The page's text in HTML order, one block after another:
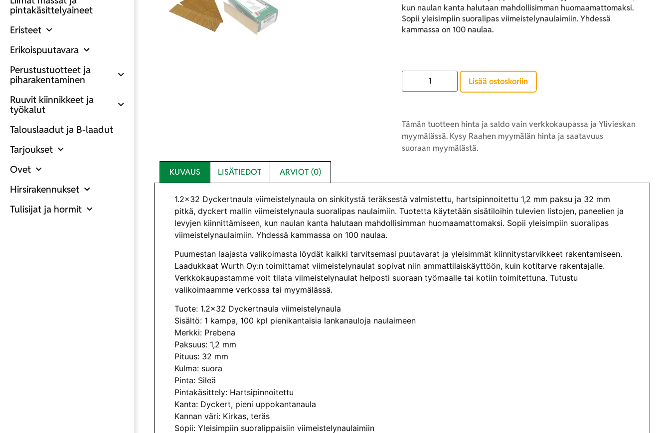
pintakäsittelyaineet
Eristeet
Erikoispuutavara
Perustustuotteet ja
piharakentaminen
Ruuvit kiinnikkeet ja
työkalut
Talouslaadut ja B-laadut
Tarjoukset
Ovet
Hirsirakennukset
Tulisijat ja hormit
kun naulan kanta halutaan mahdollisimman huomaamattomaksi.
Sopii yleisimpiin suoralipas viimeistelynaulaimiin. Yhdessä
kammassa on 100 naulaa.
Lisää ostoskoriin
Tämän tuotteen hinta ja saldo vain verkkokaupassa ja Ylivieskan
myymälässä. Kysy Raahen myymälän hinta ja saatavuus
suoraan myymälästä.
KUVAUS LISÄTIEDOT ARVIOT (0)
1.2×32 Dyckertnaula viimeistelynaula on sinkitystä teräksestä valmistettu, hartsipinnoitettu 1,2 mm paksu ja 32 mm
pitkä, dyckert mallin viimeistelynaula suoralipas naulaimiin. Tuotetta käytetään sisätiloihin tulevien listojen, paneelien ja
levyjen kiinnittämiseen, kun naulan kanta halutaan mahdollisimman huomaamattomaksi. Sopii yleisimpiin suoralipas
viimeistelynaulaimiin. Yhdessä kammassa on 100 naulaa.
Puumestan laajasta valikoimasta löydät kaikki tarvitsemasi puutavarat ja yleisimmät kiinnitystarvikkeet rakentamiseen.
Laadukkaat Wurth Oy:n toimittamat viimeistelynaulat sopivat niin ammattilaiskäyttöön, kuin kotitarve rakentajalle.
Verkkokaupastamme voit tilata viimeistelynaulat helposti suoraan työmaalle tai kotiin toimitettuna. Tutustu
valikoimaamme verkossa tai myymälässä.
Tuote: 1.2×32 Dyckertnaula viimeistelynaula
Sisältö: 1 kampa, 100 kpl pienikantaisia lankanauloja naulaimeen
Merkki: Prebena
Paksuus: 1,2 mm
Pituus: 32 mm
Kulma: suora
Pinta: Sileä
Pintakäsittely: Hartsipinnoitettu
Kanta: Dyckert, pieni uppokantanaula
Kannan väri: Kirkas, teräs
Sopii: Yleisimpiin suoralippaisiin viimeistelynaulaimiin